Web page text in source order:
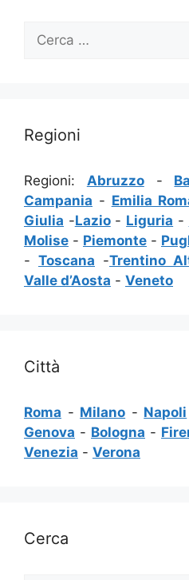
per:
Regioni
Regioni: Abruzzo-
Campania - Emilia
Giulia -Lazio- Liguria -
Molise - Piemonte -
- Toscana -Trentino
Valle d’Aosta - Veneto
Città
Roma - Milano - Napoli
Genova - Bologna -
Venezia - Verona
Cerca